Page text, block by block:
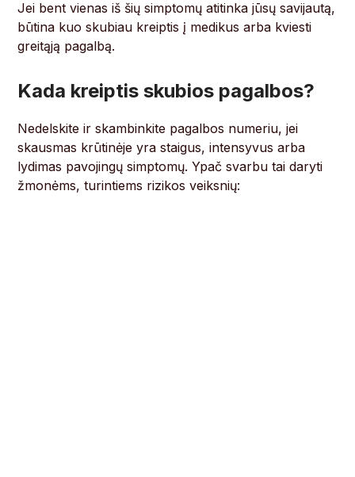
Jei bent vienas iš šių simptomų atitinka jūsų savijautą,
būtina kuo skubiau kreiptis į medikus arba kviesti
greitąją pagalbą.
Kada kreiptis skubios pagalbos?
Nedelskite ir skambinkite pagalbos numeriu, jei
skausmas krūtinėje yra staigus, intensyvus arba
lydimas pavojingų simptomų. Ypač svarbu tai daryti
žmonėms, turintiems rizikos veiksnių: